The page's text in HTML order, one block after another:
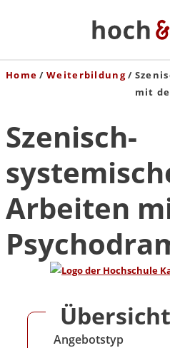
Home Weiterbildung
mit
Szenisch-
Arbeiten
Übersicht
Angebotstyp